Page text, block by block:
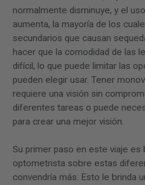
normalmente disminuye, y el
aumenta, la mayoría de los
secundarios que causan
hacer que la comodidad de las
difícil, lo que puede limitar las
pueden elegir usar. Tener
requiere una visión sin
diferentes tareas o puede
para crear una mejor visión.
Su primer paso en este viaje
optometrista sobre estas
convendría más. Esto le brinda